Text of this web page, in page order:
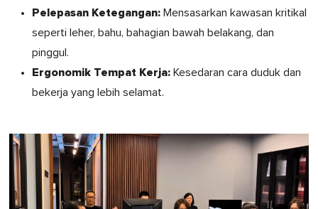
Pelepasan Ketegangan: Mensasarkan kawasan kritikal
seperti leher, bahu, bahagian bawah belakang, dan
pinggul.
Ergonomik Tempat Kerja: Kesedaran cara duduk dan
bekerja yang lebih selamat.